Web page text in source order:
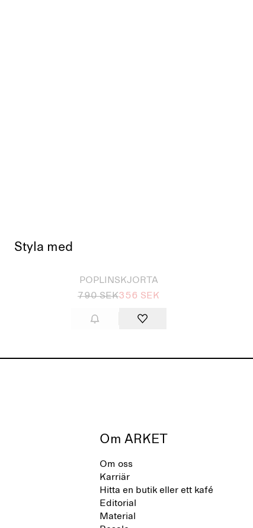
Styla med
Slutsåld
POPLINSKJORTA
790 SEK356 SEK
Om ARKET
Om oss
Karriär
Hitta en butik eller ett kafé
Editorial
Material